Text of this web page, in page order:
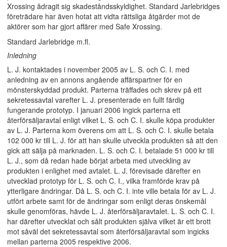
Xrossing ådragit sig skadeståndsskyldighet. Standard Jarlebridges
företrädare har även hotat att vidta rättsliga åtgärder mot de
aktörer som har gjort affärer med Safe Xrossing.
Standard Jarlebridge m.fl.
Inledning
L. J. kontaktades i november 2005 av L. S. och C. I. med
anledning av en annons angående affärspartner för en
mönsterskyddad produkt. Parterna träffades och skrev på ett
sekretessavtal varefter L. J. presenterade en fullt färdig
fungerande prototyp. I januari 2006 ingick parterna ett
återförsäljaravtal enligt vilket L. S. och C. I. skulle köpa produkter
av L. J. Parterna kom överens om att L. S. och C. I. skulle betala
102 000 kr till L. J. för att han skulle utveckla produkten så att den
gick att sälja på marknaden. L. S. och C. I. betalade 51 000 kr till
L. J., som då redan hade börjat arbeta med utveckling av
produkten i enlighet med avtalet. L. J. förevisade därefter en
utvecklad prototyp för L. S. och C. I., vilka framförde krav på
ytterligare ändringar. Då L. S. och C. I. inte ville betala för av L. J.
utfört arbete samt för de ändringar som enligt deras önskemål
skulle genomföras, hävde L. J. återförsäljaravtalet. L. S. och C. I.
har därefter utvecklat och sålt produkten själva vilket är ett brott
mot såväl det sekretessavtal som återförsäljaravtal som ingicks
mellan parterna 2005 respektive 2006.